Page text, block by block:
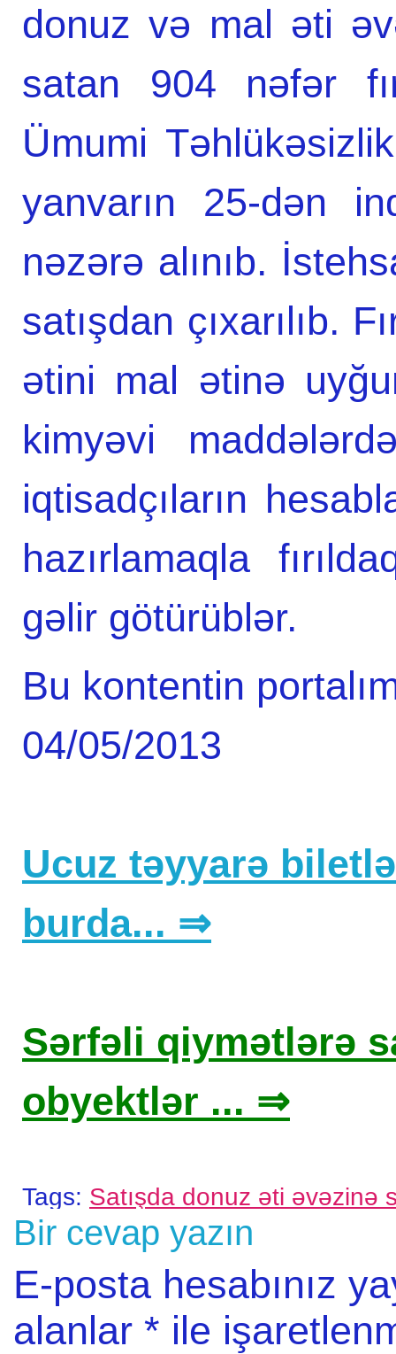
donuz və mal əti
satan 904 nəfər
Ümumi
yanvarın 25-dən
nəzərə alınıb.
satışdan çıxarılıb.
ətini mal ətinə
kimyəvi
iqtisadçıların
hazırlamaqla
gəlir götürüblər.
Bu kontentin
04/05/2013
Ucuz təyyarə
burda... ⇒
Sərfəli qiymətlərə
obyektlər ... ⇒
Tags: Satışda donuz əti əvəzinə
Bir cevap yazın
E-posta hesabınız
alanlar * ile